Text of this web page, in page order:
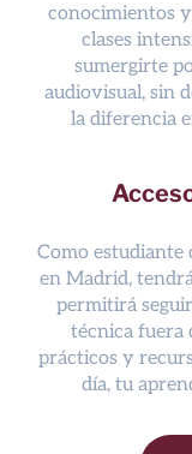
conocimientos
clases
sumergirte
audiovisual, sin
la diferencia
Como estudiante
en Madrid,
permitirá
técnica fuera
prácticos y
día, tu